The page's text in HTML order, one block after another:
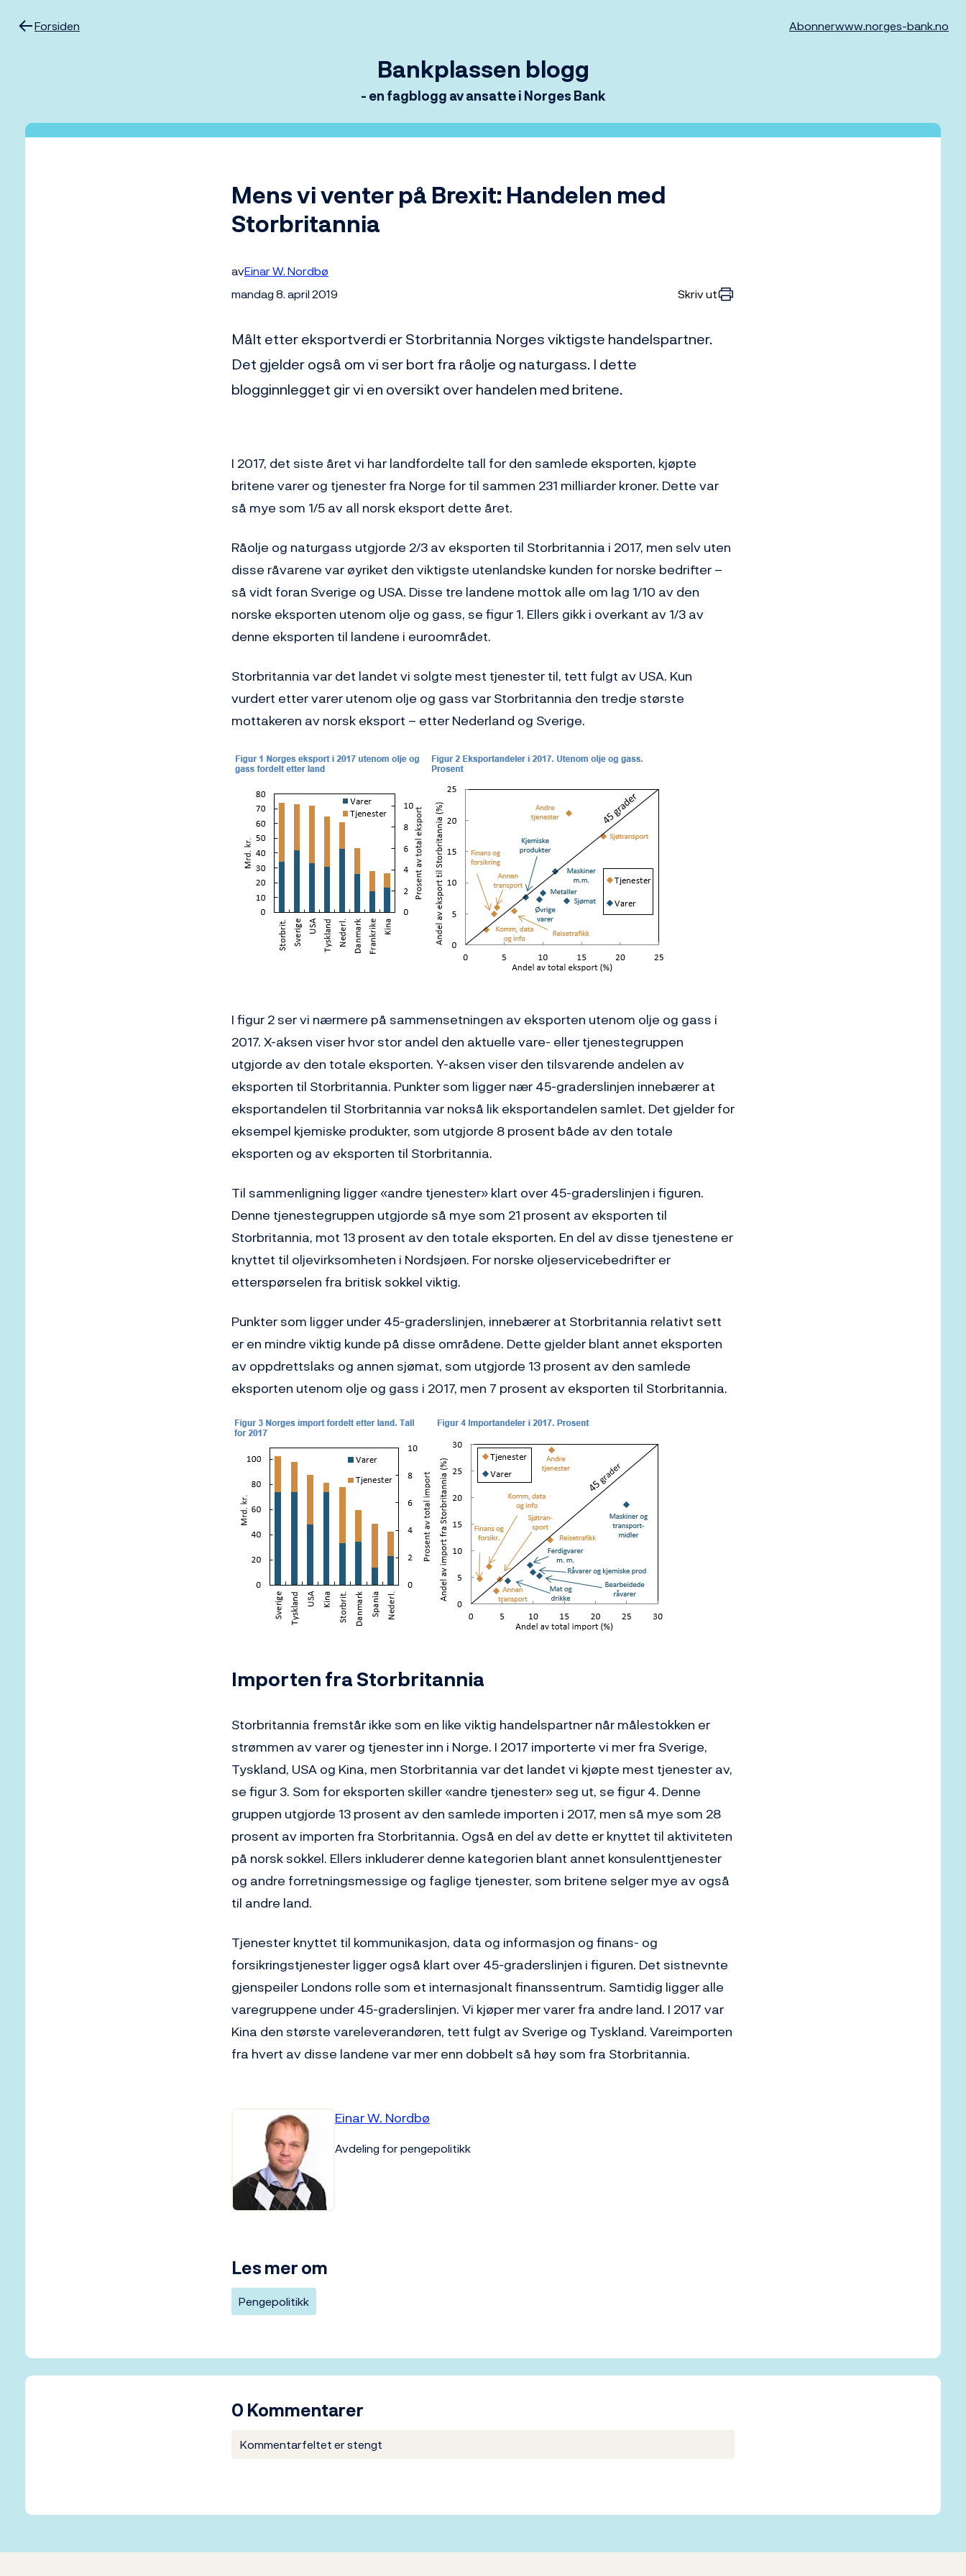
Forsiden Abonnerwww.norges-bank.no
Bankplassen blogg
- en fagblogg av ansatte i Norges Bank
Mens vi venter på Brexit: Handelen med
Storbritannia
avEinar W. Nordbø
mandag 8. april 2019
Skriv ut
Målt etter eksportverdi er Storbritannia Norges viktigste handelspartner.
Det gjelder også om vi ser bort fra råolje og naturgass. I dette
blogginnlegget gir vi en oversikt over handelen med britene.
I 2017, det siste året vi har landfordelte tall for den samlede eksporten, kjøpte
britene varer og tjenester fra Norge for til sammen 231 milliarder kroner. Dette var
så mye som 1/5 av all norsk eksport dette året.
Råolje og naturgass utgjorde 2/3 av eksporten til Storbritannia i 2017, men selv uten
disse råvarene var øyriket den viktigste utenlandske kunden for norske bedrifter –
så vidt foran Sverige og USA. Disse tre landene mottok alle om lag 1/10 av den
norske eksporten utenom olje og gass, se figur 1. Ellers gikk i overkant av 1/3 av
denne eksporten til landene i euroområdet.
Storbritannia var det landet vi solgte mest tjenester til, tett fulgt av USA. Kun
vurdert etter varer utenom olje og gass var Storbritannia den tredje største
mottakeren av norsk eksport – etter Nederland og Sverige.
I figur 2 ser vi nærmere på sammensetningen av eksporten utenom olje og gass i
2017. X-aksen viser hvor stor andel den aktuelle vare- eller tjenestegruppen
utgjorde av den totale eksporten. Y-aksen viser den tilsvarende andelen av
eksporten til Storbritannia. Punkter som ligger nær 45-graderslinjen innebærer at
eksportandelen til Storbritannia var nokså lik eksportandelen samlet. Det gjelder for
eksempel kjemiske produkter, som utgjorde 8 prosent både av den totale
eksporten og av eksporten til Storbritannia.
Til sammenligning ligger «andre tjenester» klart over 45-graderslinjen i figuren.
Denne tjenestegruppen utgjorde så mye som 21 prosent av eksporten til
Storbritannia, mot 13 prosent av den totale eksporten. En del av disse tjenestene er
knyttet til oljevirksomheten i Nordsjøen. For norske oljeservicebedrifter er
etterspørselen fra britisk sokkel viktig.
Punkter som ligger under 45-graderslinjen, innebærer at Storbritannia relativt sett
er en mindre viktig kunde på disse områdene. Dette gjelder blant annet eksporten
av oppdrettslaks og annen sjømat, som utgjorde 13 prosent av den samlede
eksporten utenom olje og gass i 2017, men 7 prosent av eksporten til Storbritannia.
Importen fra Storbritannia
Storbritannia fremstår ikke som en like viktig handelspartner når målestokken er
strømmen av varer og tjenester inn i Norge. I 2017 importerte vi mer fra Sverige,
Tyskland, USA og Kina, men Storbritannia var det landet vi kjøpte mest tjenester av,
se figur 3. Som for eksporten skiller «andre tjenester» seg ut, se figur 4. Denne
gruppen utgjorde 13 prosent av den samlede importen i 2017, men så mye som 28
prosent av importen fra Storbritannia. Også en del av dette er knyttet til aktiviteten
på norsk sokkel. Ellers inkluderer denne kategorien blant annet konsulenttjenester
og andre forretningsmessige og faglige tjenester, som britene selger mye av også
til andre land.
Tjenester knyttet til kommunikasjon, data og informasjon og finans- og
forsikringstjenester ligger også klart over 45-graderslinjen i figuren. Det sistnevnte
gjenspeiler Londons rolle som et internasjonalt finanssentrum. Samtidig ligger alle
varegruppene under 45-graderslinjen. Vi kjøper mer varer fra andre land. I 2017 var
Kina den største vareleverandøren, tett fulgt av Sverige og Tyskland. Vareimporten
fra hvert av disse landene var mer enn dobbelt så høy som fra Storbritannia.
Einar W. Nordbø
Avdeling for pengepolitikk
Les mer om
Pengepolitikk
0 Kommentarer
Kommentarfeltet er stengt